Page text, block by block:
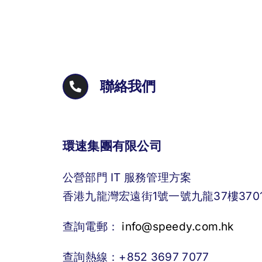
聯絡我們
環速集團有限公司
公營部門 IT 服務管理方案
香港九龍灣宏遠街1號一號九龍37樓
查詢電郵： info@speedy.com.hk
查詢熱線：+852 3697 7077